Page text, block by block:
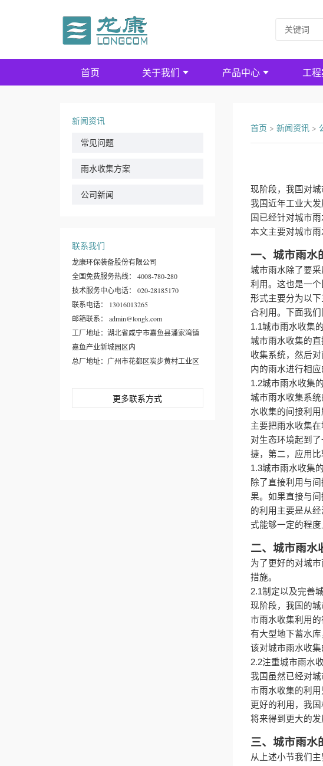
首页 关于我们 产品中心 工
新闻资讯
常见问题
雨水收集方案
公司新闻
联系我们
龙康环保装备股份有限公司
全国免费服务热线： 4008-780-280
技术服务中心电话： 020-28185170
联系电话： 13016013265
邮箱联系： admin@longk.com
工厂地址：湖北省咸宁市嘉鱼县潘家湾镇
嘉鱼产业新城园区内
总厂地址：广州市花都区炭步黄村工业区
更多联系方式
首页 > 新闻资讯>
现阶段，我国对城
我国近年工业大
国已经针对城市
本文主要对城市
一、 城市雨水
城市雨水除了要
利用。这也是一
形式主要分为以
合利用。下面我们
1.1城市雨水收集
城市雨水收集的
收集系统，然后
内的雨水进行相
1.2城市雨水收集
城市雨水收集系
水收集的间接利
主要把雨水收集
对生态环境起到
捷，第二，应用比
1.3城市雨水收集
除了直接利用与
果。如果直接与
的利用主要是从
式能够一定的程度
二、 城市雨水
为了更好的对城
措施。
2.1制定以及完善
现阶段，我国的
市雨水收集利用
有大型地下蓄水
该对城市雨水收
2.2注重城市雨水
我国虽然已经对
市雨水收集的利
更好的利用，我
将来得到更大的发
三、 城市雨水
从上述小节我们